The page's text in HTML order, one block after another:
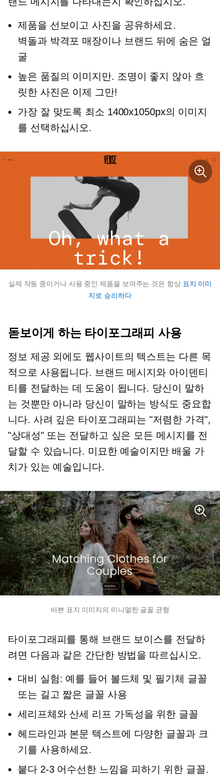
제품을 선보이고 사진을 공유하세요.
벽돌과 박격포 매장이나 브랜드 뒤에 숨은 얼
굴
높은 품질의 이미지만. 조명이 좋지 않아 흐
릿한 사진은 이제 그만!
가장 잘 맞도록 최소 1400х1050px의 이미지
를 선택하십시오.
실제 작동 중이거나 사용 중인 제품을 보여주는 것은 항상 표지 이미
지로 승리하다
돋보이게 하는 타이포그래피 사용
정보 제공 외에도 웹사이트의 텍스트는 다른 목
적으로 사용됩니다. 브랜드 메시지와 아이덴티
티를 전달하는 데 도움이 됩니다. 당신이 말하
는 것뿐만 아니라 당신이 말하는 방식도 중요합
니다. 사려 깊은 타이포그래피는 "저렴한 가격",
"상대성" 또는 전달하고 싶은 모든 메시지를 전
달할 수 있습니다. 미묘한 예술이지만 배울 가
치가 있는 예술입니다.
바쁜 표지 이미지의 미니멀한 글꼴 균형
타이포그래피를 통해 브랜드 보이스를 전달하
려면 다음과 같은 간단한 방법을 따르십시오.
대비 실험: 예를 들어 볼드체 및 필기체 글꼴
또는 길고 짧은 글꼴 사용
세리프체와 산세 리프 가독성을 위한 글꼴
헤드라인과 본문 텍스트에 다양한 글꼴과 크
기를 사용하세요.
붙다 2-3어수선한 느낌을 피하기 위한 글꼴.